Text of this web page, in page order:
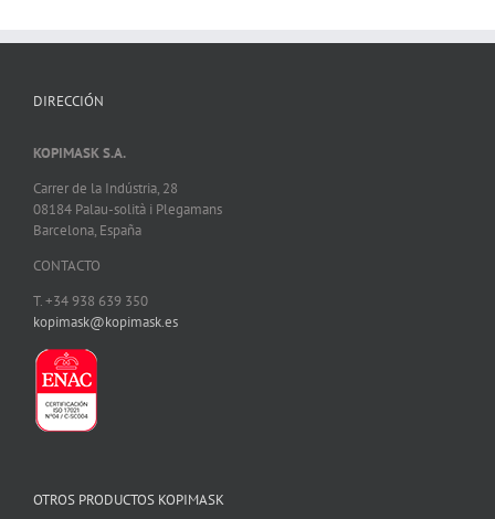
DIRECCIÓN
KOPIMASK S.A.
Carrer de la Indústria, 28
08184 Palau-solità i Plegamans
Barcelona, España
CONTACTO
T. +34 938 639 350
kopimask@kopimask.es
OTROS PRODUCTOS KOPIMASK